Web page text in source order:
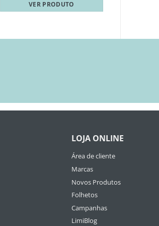
VER PRODUTO
LOJA ONLINE
Área de cliente
Marcas
Novos Produtos
Folhetos
Campanhas
LimiBlog